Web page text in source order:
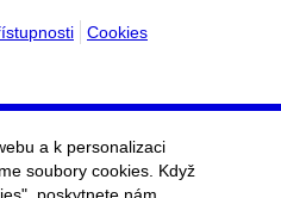
Cookies
a k personalizaci
soubory cookies. Když